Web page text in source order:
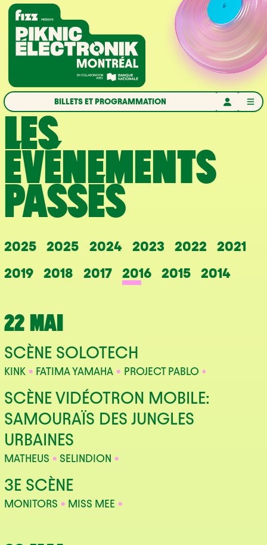
Aller à la navigation
Aller au contenu
Accueil
BILLETS ET PROGRAMMATION
LES
ÉVÉNEMENTS
PASSÉS
2025 2025 2024 2023 2022
2021
2019
2018 2017 2016 2015 2014
22 MAI
SCÈNE SOLOTECH
KINK FATIMA YAMAHA PROJECT PABLO
SCÈNE VIDÉOTRON MOBILE:
SAMOURAÏS DES JUNGLES
URBAINES
MATHEUS SELINDION
3E SCÈNE
MONITORS MISS MEE